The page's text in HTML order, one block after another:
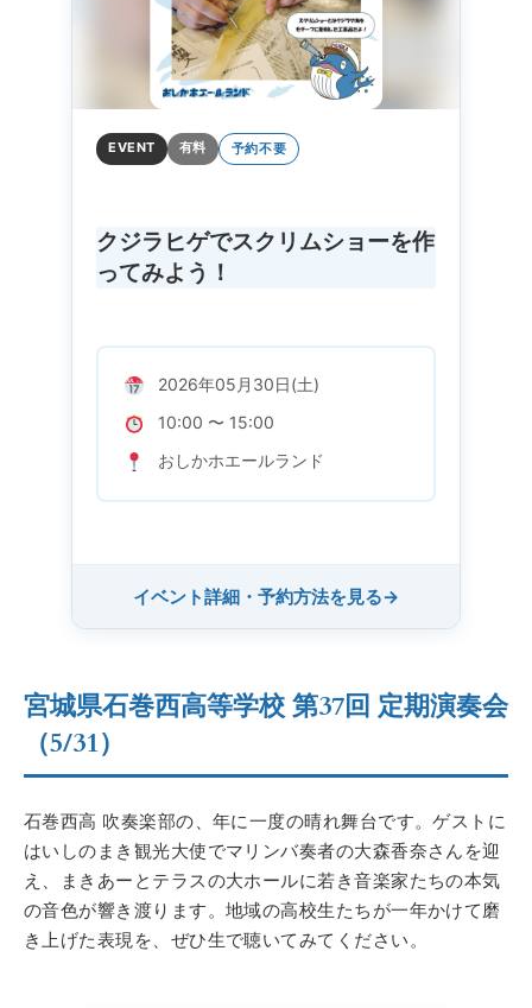
EVENT 有料 予約不要
クジラヒゲでスクリムショーを作
ってみよう！
2026年05月30日(土)
10:00 〜 15:00
おしかホエールランド
イベント詳細・予約方法を見る→
宮城県石巻西高等学校 第37回 定期演奏会
（5/31）
石巻西高 吹奏楽部の、年に一度の晴れ舞台です。ゲストに
はいしのまき観光大使でマリンバ奏者の大森香奈さんを迎
え、まきあーとテラスの大ホールに若き音楽家たちの本気
の音色が響き渡ります。地域の高校生たちが一年かけて磨
き上げた表現を、ぜひ生で聴いてみてください。